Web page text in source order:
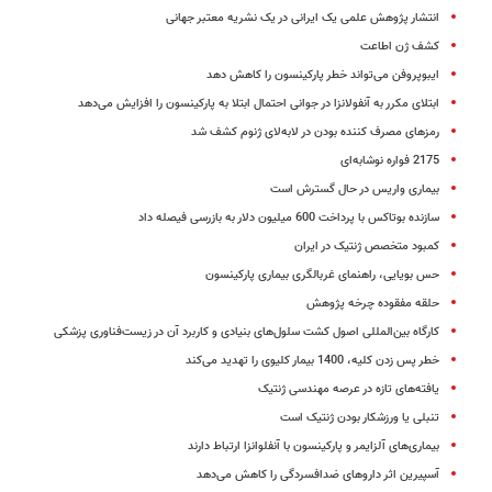
انتشار پژوهش علمی یک ایرانی در یک نشریه معتبر جهانی
کشف ژن اطاعت
ایبوپروفن می‌تواند خطر پارکینسون را کاهش دهد
ابتلای مکرر به آنفولانزا در جوانی احتمال ابتلا به پارکینسون را افزایش می‌دهد
رمزهای مصرف کننده بودن در لابه‌لای ژنوم کشف شد
2175 فواره نوشابه‌ای
بیماری واریس در حال گسترش است
سازنده بوتاکس با پرداخت 600 میلیون دلار به بازرسی فیصله داد
کمبود متخصص ژنتیک در ایران
حس بویایی، راهنمای غربالگری بیماری پارکینسون
حلقه مفقوده چرخه پژوهش
کارگاه بین‌المللی اصول کشت سلول‌های بنیادی و کاربرد آن در زیست‌فناوری پزشکی
خطر پس زدن کلیه، 1400 بیمار کلیوی را تهدید می‌کند
یافته‌های تازه در عرصه مهندسی ژنتیک
تنبلی یا ورزشکار بودن ژنتیک است
بیماری‌های آلزایمر و پارکینسون با آنفلوانزا ارتباط دارند
آسپیرین اثر داروهای ضدافسردگی را کاهش می‌دهد